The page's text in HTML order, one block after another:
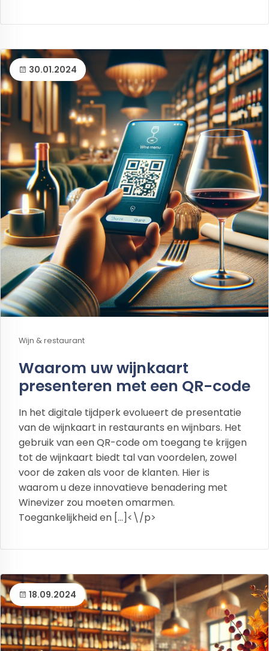
30.01.2024
Wijn & restaurant
Waarom uw wijnkaart
presenteren met een QR-code
In het digitale tijdperk evolueert de presentatie
van de wijnkaart in restaurants en wijnbars. Het
gebruik van een QR-code om toegang te krijgen
tot de wijnkaart biedt tal van voordelen, zowel
voor de zaken als voor de klanten. Hier is
waarom u deze innovatieve benadering met
Winevizer zou moeten omarmen.
Toegankelijkheid en […]<\/p>
18.09.2024